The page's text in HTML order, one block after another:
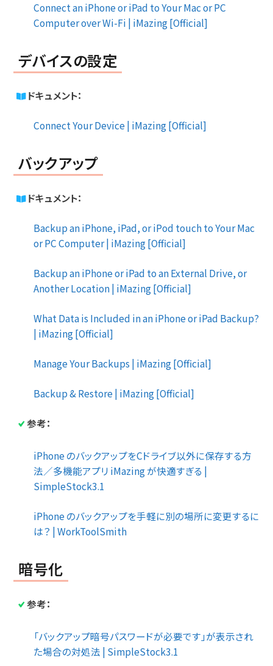
Connect an iPhone or iPad to Your Mac or PC
Computer over Wi-Fi | iMazing [Official]
デバイスの設定
ドキュメント：
Connect Your Device | iMazing [Official]
バックアップ
ドキュメント：
Backup an iPhone, iPad, or iPod touch to Your Mac
or PC Computer | iMazing [Official]
Backup an iPhone or iPad to an External Drive, or
Another Location | iMazing [Official]
What Data is Included in an iPhone or iPad Backup?
| iMazing [Official]
Manage Your Backups | iMazing [Official]
Backup & Restore | iMazing [Official]
参考：
iPhone のバックアップをCドライブ以外に保存する方
法／多機能アプリ iMazing が快適すぎる |
SimpleStock3.1
iPhone のバックアップを手軽に別の場所に変更するに
は？ | WorkToolSmith
暗号化
参考：
「バックアップ暗号パスワードが必要です」が表示され
た場合の対処法 | SimpleStock3.1